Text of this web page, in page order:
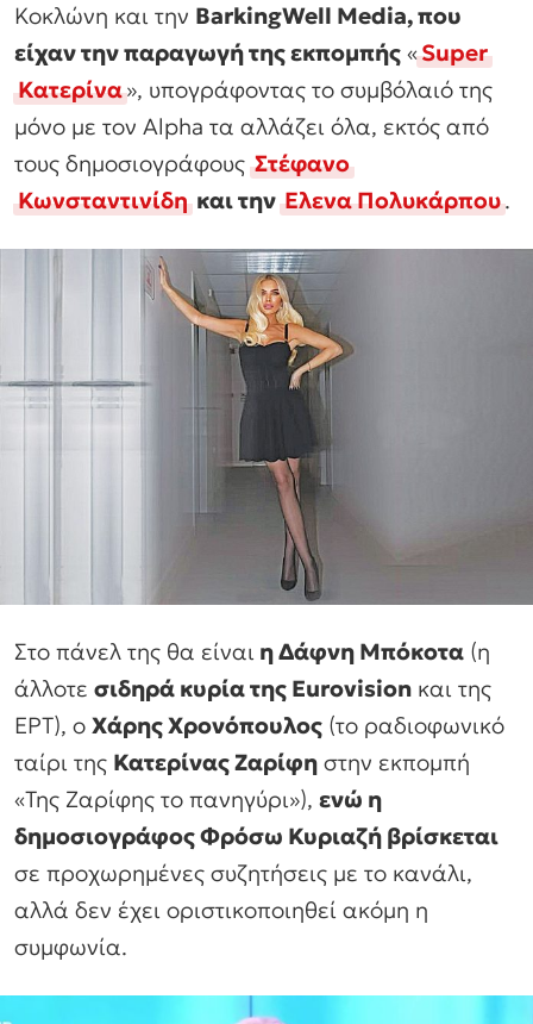
Κοκλώνη και την BarkingWell Media, που
είχαν την παραγωγή της εκπομπής «Super
Κατερίνα», υπογράφοντας το συμβόλαιό της
μόνο με τον Alpha τα αλλάζει όλα, εκτός από
τους δημοσιογράφουςΣτέφανο
Κωνσταντινίδηκαι τηνΕλενα Πολυκάρπου.
Στο πάνελ της θα είναι η Δάφνη Μπόκοτα (η
άλλοτε σιδηρά κυρία της Eurovision και της
ΕΡΤ), ο Χάρης Χρονόπουλος (το ραδιοφωνικό
ταίρι της Κατερίνας Ζαρίφη στην εκπομπή
«Της Ζαρίφης το πανηγύρι»), ενώ η
δημοσιογράφος Φρόσω Κυριαζή βρίσκεται
σε προχωρημένες συζητήσεις με το κανάλι,
αλλά δεν έχει οριστικοποιηθεί ακόμη η
συμφωνία.